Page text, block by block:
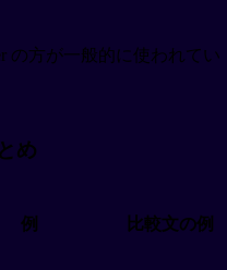
の方が一般的に使われてい
め
例 比較文の例